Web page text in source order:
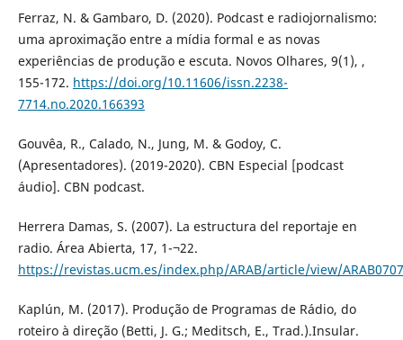
Ferraz, N. & Gambaro, D. (2020). Podcast e radiojornalismo:
uma aproximação entre a mídia formal e as novas
experiências de produção e escuta. Novos Olhares, 9(1), ,
155-172. https://doi.org/10.11606/issn.2238-
7714.no.2020.166393
Gouvêa, R., Calado, N., Jung, M. & Godoy, C.
(Apresentadores). (2019-2020). CBN Especial [podcast
áudio]. CBN podcast.
Herrera Damas, S. (2007). La estructura del reportaje en
radio. Área Abierta, 17, 1-¬22.
https://revistas.ucm.es/index.php/ARAB/article/view/
Kaplún, M. (2017). Produção de Programas de Rádio, do
roteiro à direção (Betti, J. G.; Meditsch, E., Trad.).Insular.